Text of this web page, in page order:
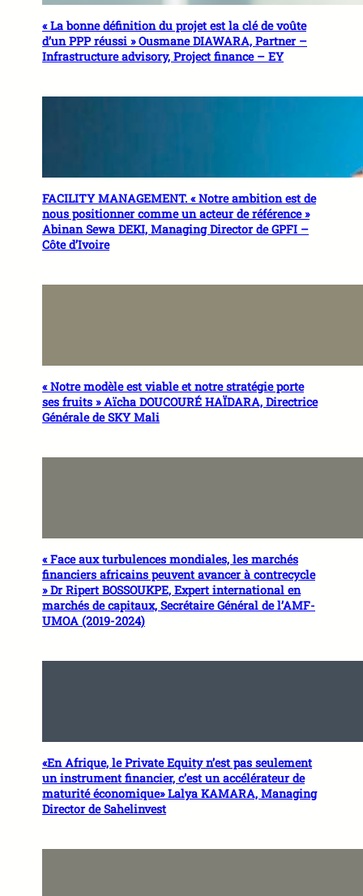
« La bonne définition du projet est la clé de voûte
d’un PPP réussi » Ousmane DIAWARA, Partner –
Infrastructure advisory, Project finance – EY
FACILITY MANAGEMENT. « Notre ambition est de
nous positionner comme un acteur de référence »
Abinan Sewa DEKI, Managing Director de GPFI –
Côte d’Ivoire
« Notre modèle est viable et notre stratégie porte
ses fruits » Aïcha DOUCOURÉ HAÏDARA, Directrice
Générale de SKY Mali
« Face aux turbulences mondiales, les marchés
financiers africains peuvent avancer à contrecycle
» Dr Ripert BOSSOUKPE, Expert international en
marchés de capitaux, Secrétaire Général de l’AMF-
UMOA (2019-2024)
«En Afrique, le Private Equity n’est pas seulement
un instrument financier, c’est un accélérateur de
maturité économique» Lalya KAMARA, Managing
Director de Sahelinvest